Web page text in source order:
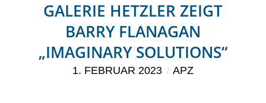
DER
ANDERE
GALERIE HETZLER ZEIGT
BARRY FLANAGAN
„IMAGINARY SOLUTIONS“
1. FEBRUAR 2023 APZ